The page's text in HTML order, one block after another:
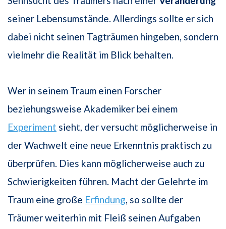
seiner Lebensumstände. Allerdings sollte er sich
dabei nicht seinen Tagträumen hingeben, sondern
vielmehr die Realität im Blick behalten.
Wer in seinem Traum einen Forscher
beziehungsweise Akademiker bei einem
Experiment sieht, der versucht möglicherweise in
der Wachwelt eine neue Erkenntnis praktisch zu
überprüfen. Dies kann möglicherweise auch zu
Schwierigkeiten führen. Macht der Gelehrte im
Traum eine große Erfindung , so sollte der
Träumer weiterhin mit Fleiß seinen Aufgaben